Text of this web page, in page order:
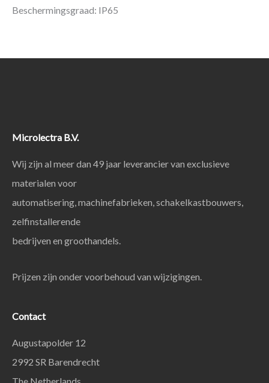
Beschermingsgraad: IP65
Microlectra B.V.
Wij zijn al meer dan 49 jaar leverancier van exclusieve
materialen voor
automatisering, machinefabrieken, schakelkastbouwers,
zelfinstallerende
bedrijven en groothandels.
Prijzen zijn onder voorbehoud van wijzigingen.
Contact
Augustapolder 12
2992 SR Barendrecht
The Netherlands